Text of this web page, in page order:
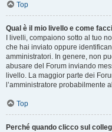
Top
Qual è il mio livello e come
I livelli, compaiono sotto al tuo
che hai inviato oppure
amministratori. In genere, non
abusare del Forum inviando
livello. La maggior parte dei
l’amministratore probabilmente
Top
Perché quando clicco sul